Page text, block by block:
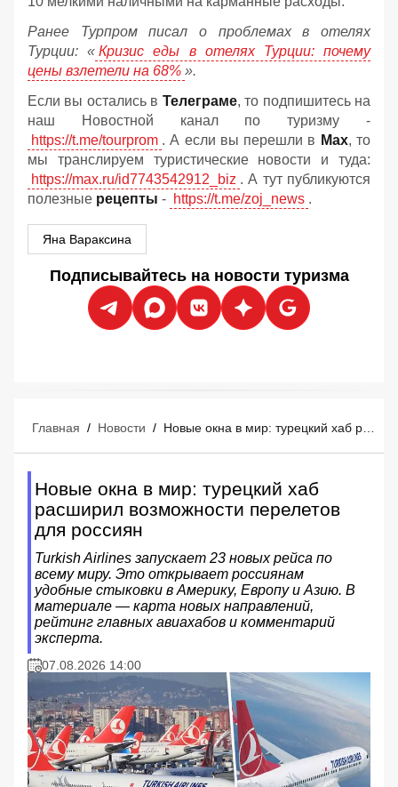
Ранее Турпром писал о проблемах в отелях
Турции: « Кризис еды в отелях Турции: почему
цены взлетели на 68% ».
Если вы остались в Телеграме, то подпишитесь на
наш Новостной канал по туризму -
https://t.me/tourprom . А если вы перешли в Мах, то
мы транслируем туристические новости и туда:
https://max.ru/id7743542912_biz . А тут публикуются
полезные рецепты - https://t.me/zoj_news .
Яна Вараксина
Подписывайтесь на новости туризма
Главная / Новости / Новые окна в мир: турецкий хаб расширил возможности перелетов для россиян
Новые окна в мир: турецкий хаб
расширил возможности перелетов
для россиян
Turkish Airlines запускает 23 новых рейса по
всему миру. Это открывает россиянам
удобные стыковки в Америку, Европу и Азию. В
материале — карта новых направлений,
рейтинг главных авиахабов и комментарий
эксперта.
07.08.2026 14:00